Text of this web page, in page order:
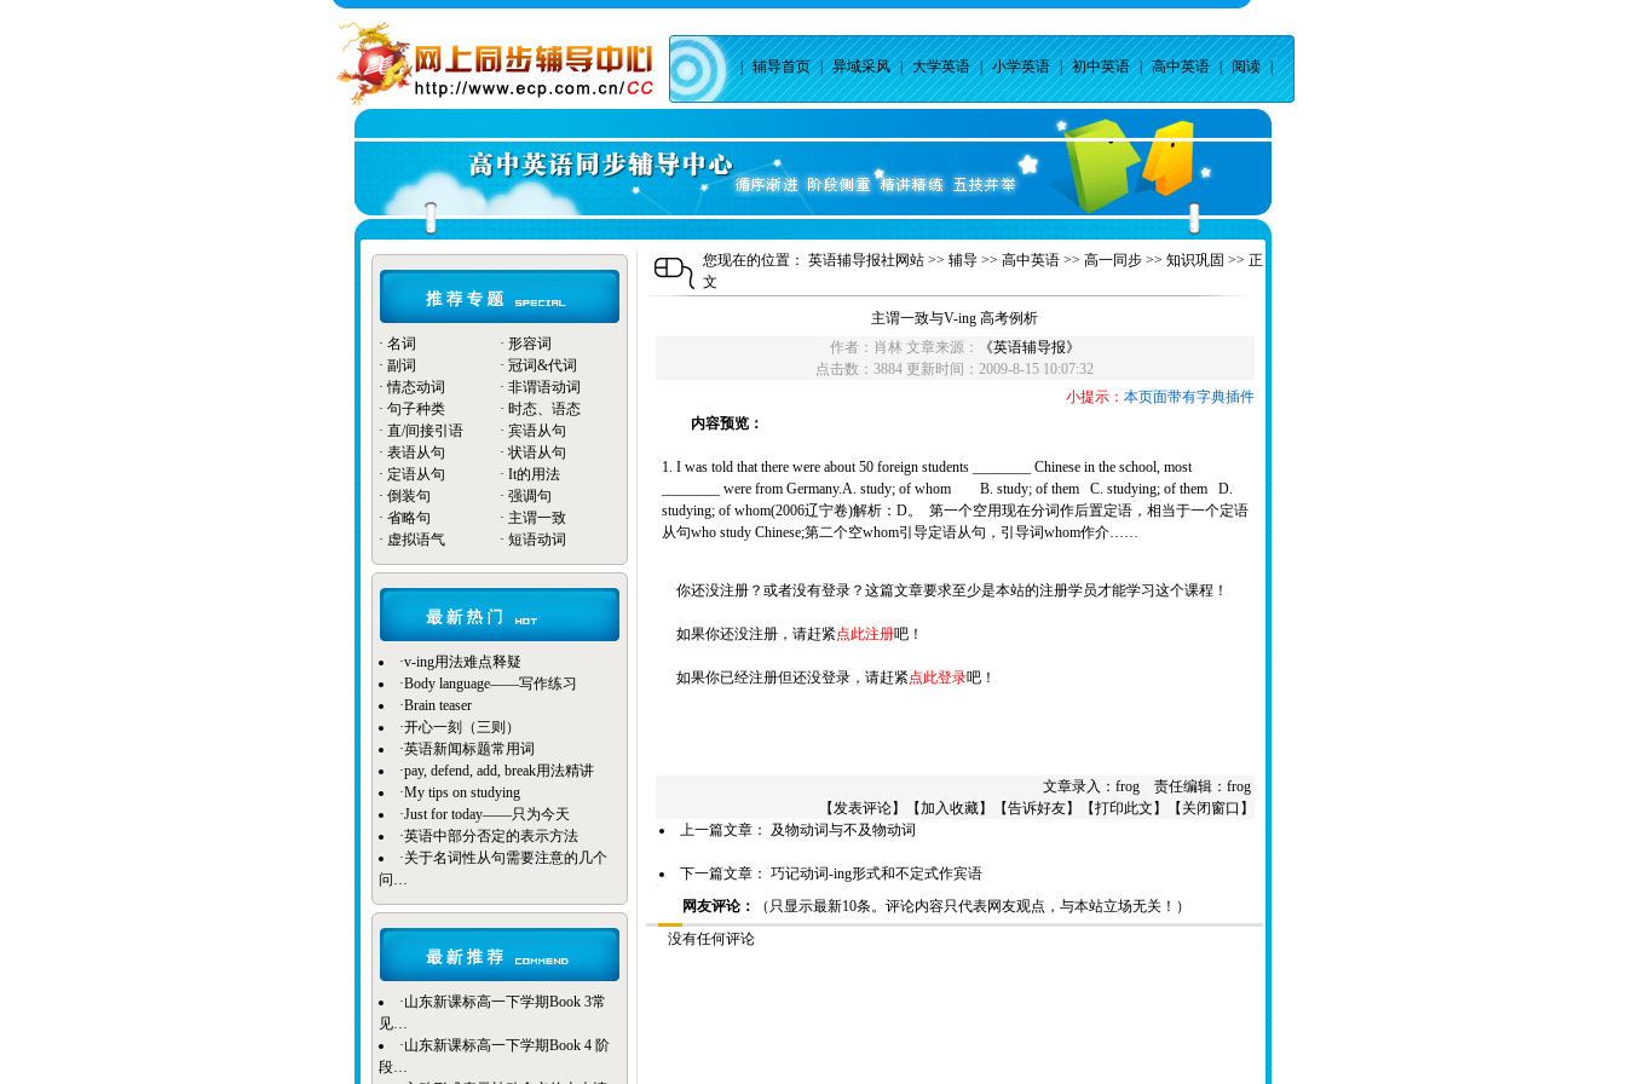
| 辅导首页 | 异域采风 | 大学英语 | 小学英语 | 初中英语 | 高中英语 | 阅读 |
· 名词 · 形容词
· 副词 · 冠词&代词
·情态动词 · 非谓语动词
· 句子种类 · 时态、语态
· 直/间接引语 · 宾语从句
· 表语从句 · 状语从句
· 定语从句 · It的用法
· 倒装句 · 强调句
· 省略句 · 主谓一致
· 虚拟语气 · 短语动词
·v-ing用法难点释疑
·Body language——写作练习
·Brain teaser
·开心一刻（三则）
·英语新闻标题常用词
·pay, defend, add, break用法精讲
·My tips on studying
·Just for today——只为今天
·英语中部分否定的表示方法
·关于名词性从句需要注意的几个
问…
·山东新课标高一下学期Book 3常
见…
·山东新课标高一下学期Book 4 阶
段…
您现在的位置： 英语辅导报社网站 >> 辅导 >> 高中英语 >> 高一同步 >> 知识巩固 >> 正
文
主谓一致与V-ing 高考例析
作者：肖林 文章来源：
《英语辅导报》
点击数：3884 更新时间：2009-8-15 10:07:32
小提示： 本页面带有字典插件
内容预览：
1. I was told that there were about 50 foreign students ________ Chinese in the school, most
________ were from Germany.A. study; of whom B. study; of them C. studying; of them D.
studying; of whom(2006辽宁卷)解析：D。 第一个空用现在分词作后置定语，相当于一个定语
从句who study Chinese;第二个空whom引导定语从句，引导词whom作介……
你还没注册？或者没有登录？这篇文章要求至少是本站的注册学员才能学习这个课程！
如果你还没注册，请赶紧点此注册吧！
如果你已经注册但还没登录，请赶紧点此登录吧！
文章录入：frog 责任编辑：frog
【发表评论】【加入收藏】【告诉好友】【打印此文 】【 关闭窗口 】
上一篇文章：
及物动词与不及物动词
下一篇文章： 巧记动词-ing形式和不定式作宾语
网友评论：
（只显示最新10条。评论内容只代表网友观点，与本站立场无关！）
没有任何评论